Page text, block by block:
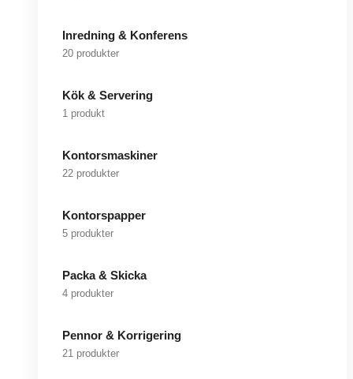
Inredning & Konferens
20 produkter
Kök & Servering
1 produkt
Kontorsmaskiner
22 produkter
Kontorspapper
5 produkter
Packa & Skicka
4 produkter
Pennor & Korrigering
21 produkter